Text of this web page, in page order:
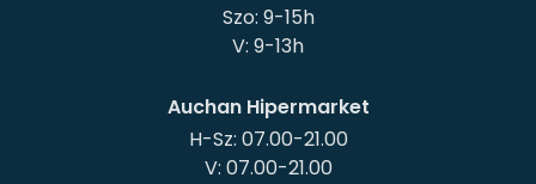
Szo: 9-15h
Auchan Hipermarket
H-Sz: 07.00-21.00
V: 07.00-21.00